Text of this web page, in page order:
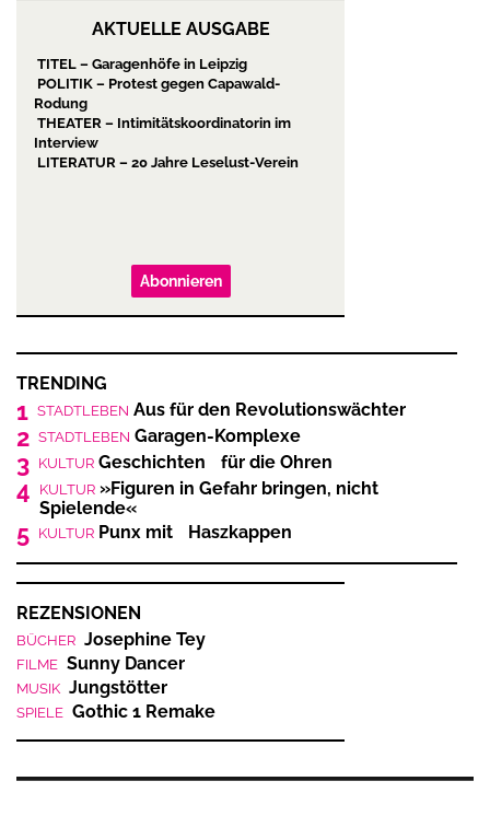
AKTUELLE AUSGABE
TITEL – Garagenhöfe in Leipzig
POLITIK – Protest gegen Capawald-
Rodung
THEATER – Intimitätskoordinatorin im
Interview
LITERATUR – 20 Jahre Leselust-Verein
Abonnieren
TRENDING
1 STADTLEBEN Aus für den Revolutionswächter
2 STADTLEBEN Garagen-Komplexe
3 KULTUR Geschichten für die Ohren
4 KULTUR »Figuren in Gefahr bringen, nicht
Spielende«
5 KULTUR Punx mit Haszkappen
REZENSIONEN
BÜCHER Josephine Tey
FILME Sunny Dancer
MUSIK Jungstötter
SPIELE Gothic 1 Remake